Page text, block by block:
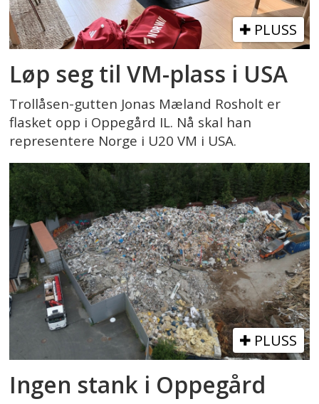
PLUSS
Løp seg til VM-plass i USA
Trollåsen-gutten Jonas Mæland Rosholt er
flasket opp i Oppegård IL. Nå skal han
representere Norge i U20 VM i USA.
PLUSS
Ingen stank i Oppegård